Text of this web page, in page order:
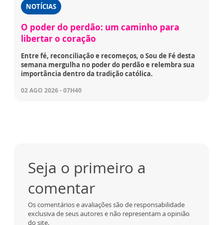
NOTÍCIAS
O poder do perdão: um caminho para
libertar o coração
Entre fé, reconciliação e recomeços, o Sou de Fé desta
semana mergulha no poder do perdão e relembra sua
importância dentro da tradição católica.
02 AGO 2026 - 07H40
Seja o primeiro a
comentar
Os comentários e avaliações são de responsabilidade
exclusiva de seus autores e não representam a opinião
do site.